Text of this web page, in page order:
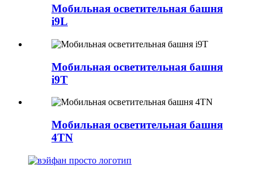
Мобильная осветительная башня
i9L
Мобильная осветительная башня
i9T
Мобильная осветительная башня
4TN